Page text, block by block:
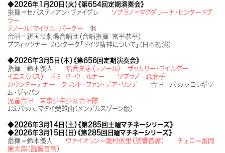
◆2026年1月20日（火）《第654回定期演奏会》
指揮＝セバスティアン・ヴァイグレ ソプラノ＝マグダレーナ・ヒンタードブ
ラー
テノール：マイケル・ポーター 他
合唱＝新国立劇場合唱団（合唱指揮：冨平恭平）
プフィッツナー：カンタータ「ドイツ精神について」（日本初演）
◆2026年3月5日（木）《第656回定期演奏会》
指揮＝鈴木優人 福音史家（テノール）＝ザッカリー・ワイルダー
イエス（バス）＝ドミニク・ヴェルナー ソプラノ＝森麻季
カウンターテナー＝クリント・ファン・デア・リンデ 合唱＝バッハ・コレギウ
ム・ジャパン
児童合唱＝東京少年少女合唱隊
J.S.バッハ：マタイ受難曲（メンデルスゾーン版）
◆2026年3月14日（土）《第285回土曜マチネーシリーズ》
◆2026年3月15日（日）《第285回日曜マチネーシリーズ》
指揮＝鈴木優人 ヴァイオリン＝瀧村依里（読響首席） チェロ＝富岡
廉太郎（読響首席）